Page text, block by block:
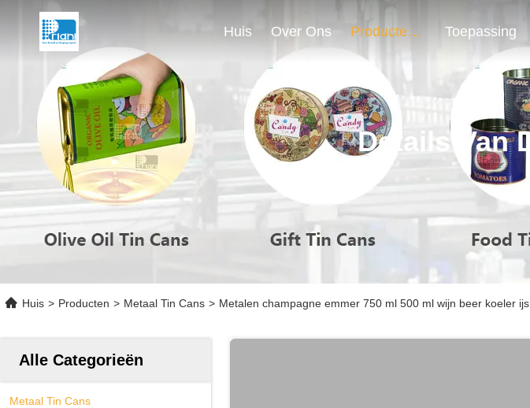
Huis Over Ons Producten Toepassing
Details Van
Huis > Producten > Metaal Tin Cans > Metalen champagne emmer 750 ml 500 ml wijn beer koeler
Alle Categorieën
Metaal Tin Cans